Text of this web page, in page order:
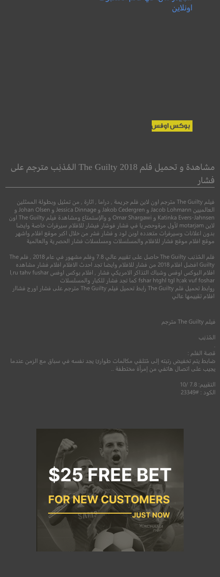
سبايدر مان: في عالم
العنكبوت
اكشن● مغامرة● رسوم متحركة
بين ايدي امينة
5.6
مشاهدة و تحميل فلم The Guilty 2018 المُذنِب مترجم على
فشار
فيلم The Guilty مترجم اون لاين فلم جريمة , دراما , اثارة , من تمثيل وبطولة الممثلين
العالميين Jacob Lohmann و Jakob Cedergren و Jessica Dinnage و Johan Olsen و
Katinka Evers-Jahnsen و Omar Shargawi و والإستمتاع ومشاهدة فيلم The Guilty اون
لاين motarjam لأول مرةوحصريا في فشار فوشار فيشار للافلام سيرفرات خاصة وايضا
بدون اعلانات وسيرفرات متعدده اوبن لود و فشار فشر من خلال اكبر موقع افلام واشهر
موقع افلام موقع فشار للافلام والمسلسلات ومسلسلات فشار الحصرية والعالمية
فلم المُذنِب The Guilty حاصل على تقييم عالي 7.8 وفلم مشهور في عام 2018 , فلم The
Guilty افضل افلام 2018 من فشار للافلام وايضا تجد احدث الافلام افلام فشار مشاهده
افلام البوكس اوفس وشباك التذاكر الامريكي فشار , افلام بوكس اوفس l,ru tahv fushar
fshar htghl tgl h;ak vuf foshar كما تجد فشار للكبار والمسلسلات
روابط تحميل فلم The Guilty رابط تحميل فيلم The Guilty مترجم على فشار اورج فشاار
افلام تقييمها عالي
فيلم The Guiltyمترجم
المُذنِب
قصة الفلم :
ضابط يتم تخفيض رتبته إلى مُتلقي مكالمات طوارئ يجد نفسه في سباق مع الزمن عندما
يجيب على اتصال هاتفي من إمرأة مختطفة ..
التقييم: 7.8 /10
الكود : #23349